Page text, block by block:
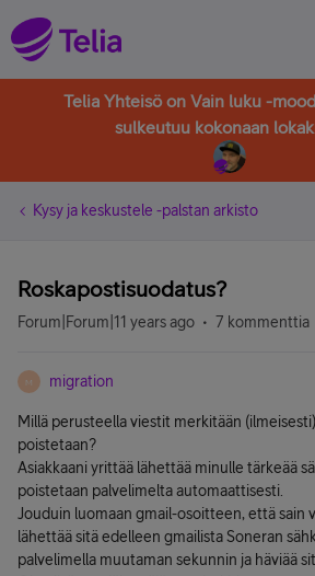
Telia Yhteisö on Vain luku -
sulkeutuu kokonaan
Kysy ja keskustele -palstan arkisto
Roskapostisuodatus?
Forum|Forum|11 years ago 7 kommenttia
M migration
Millä perusteella viestit merkitään
poistetaan?
Asiakkaani yrittää lähettää minulle tärkeää
poistetaan palvelimelta automaattisesti.
Jouduin luomaan gmail-osoitteen, että sain
lähettää sitä edelleen gmailista Soneran
palvelimella muutaman sekunnin ja häviää